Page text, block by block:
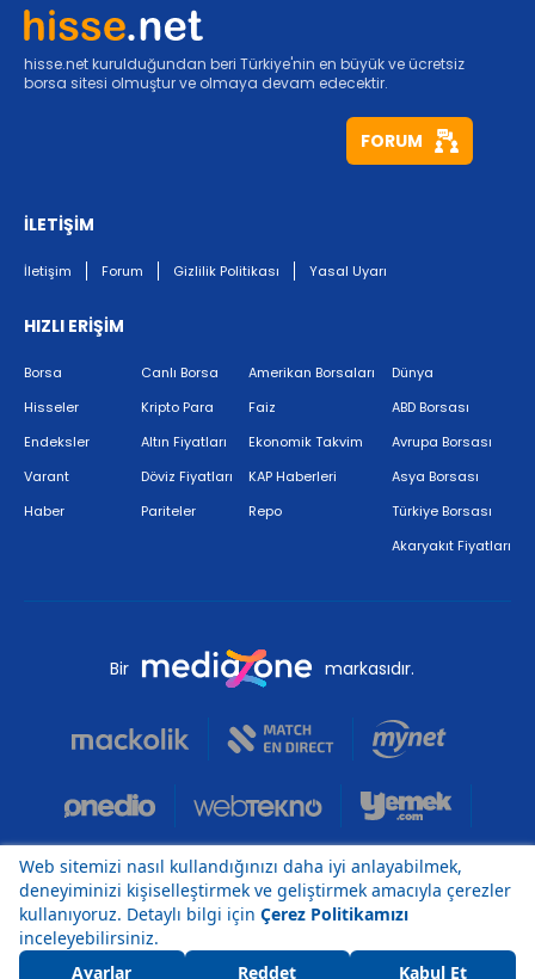
hisse.net kurulduğundan beri Türkiye'nin en büyük ve ücretsiz
borsa sitesi olmuştur ve olmaya devam edecektir.
FORUM
İLETİŞİM
İletişim Forum Gizlilik Politikası Yasal Uyarı
HIZLI ERİŞİM
Borsa
Hisseler
Endeksler
Varant
Haber
Canlı Borsa
Kripto Para
Altın Fiyatları
Döviz Fiyatları
Pariteler
Amerikan Borsaları
Faiz
Ekonomik Takvim
KAP Haberleri
Repo
Dünya
ABD Borsası
Avrupa Borsası
Asya Borsası
Türkiye Borsası
Akaryakıt Fiyatları
Bir markasıdır.